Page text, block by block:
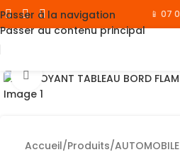
Passer à la navigation
Passer au contenu principal
📱 07
Cliquez pour agrandir
Accueil/Produits/AUTOMOBILE